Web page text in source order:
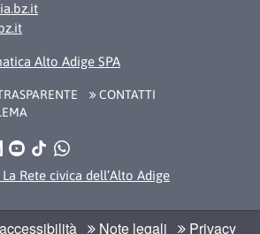
Alto Adige SPA
CONTATTI
LinkedInYouTube
TikTokWhatsApp
La Rete civica dell’Alto Adige
Note legali Privacy